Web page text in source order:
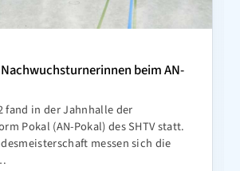
beim AN-
fand in der Jahnhalle der
Pokal (AN-Pokal) des SHTV statt.
messen sich die